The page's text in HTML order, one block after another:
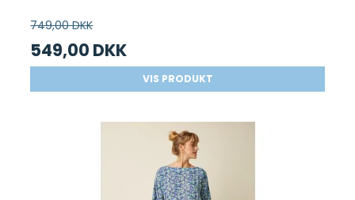
749,00 DKK
549,00 DKK
VIS PRODUKT